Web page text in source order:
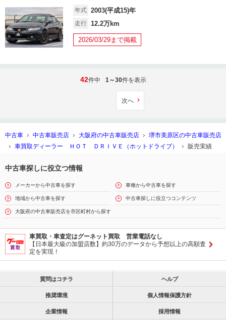
年式 2003(平成15)年
走行 12.2万km
2026/03/29まで掲載
42件中 1～30件を表示
次へ
中古車 中古車販売店 大阪府の中古車販売店
堺市美原区の中古車販売店
車買取ディーラー ＨＯＴ ＤＲＩＶＥ（ホットドライブ）
販売実績
中古車探しに役立つ情報
メーカーから中古車を探す 車種から中古車を探す
地域から中古車を探す 中古車探しに役立つコンテンツ
大阪府の中古車販売店を市区町村から探す
車買取・車査定はグーネット買取 営業電話なし
【日本最大級の加盟店数】約30万のデータから予想以上の高額査
定を実現！
質問はコチラ ヘルプ
推奨環境 個人情報保護方針
企業情報 採用情報